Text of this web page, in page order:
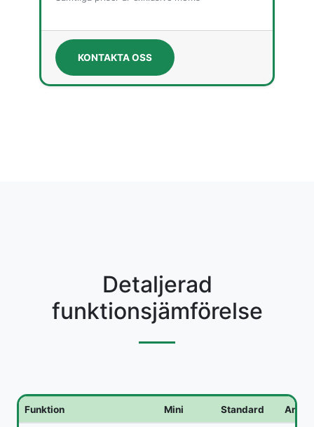
KONTAKTA OSS
Detaljerad
funktionsjämförelse
Funktion Mini Standard